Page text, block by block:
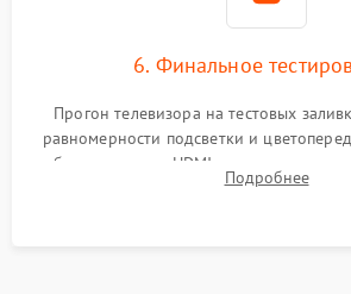
6. Финальное
Прогон телевизора на тестовых
равномерности подсветки и
работы разъемов HDMI, динамиков,
в рабочем режиме в течение
Подробнее